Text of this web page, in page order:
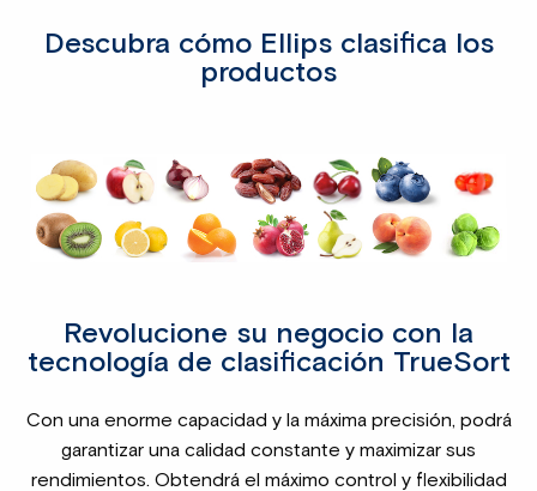
Descubra cómo Ellips clasifica los
productos
Revolucione su negocio con la
tecnología de clasificación TrueSort
Con una enorme capacidad y la máxima precisión, podrá
garantizar una calidad constante y maximizar sus
rendimientos. Obtendrá el máximo control y flexibilidad